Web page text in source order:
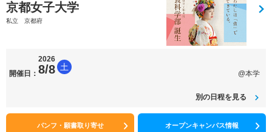
京都女子大学
私立 京都府
開催日：
2026
8/8 土
@本学
別の日程を見る
パンフ・願書取り寄せ オープンキャンパス情報